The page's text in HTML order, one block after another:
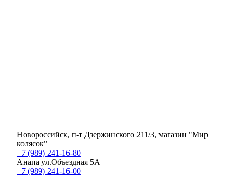
Новороссийск, п-т Дзержинского 211/3, магазин "Мир
колясок"
+7 (989) 241-16-80
Анапа ул.Объездная 5А
+7 (989) 241-16-00